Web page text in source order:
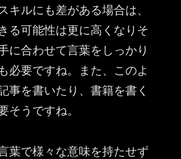
キルにも差がある場合は、
る可能性は更に高くなりそ
に合わせて言葉をしっかり
必要ですね。また、このよ
事を書いたり、書籍を書く
そうですね。
葉で様々な意味を持たせず